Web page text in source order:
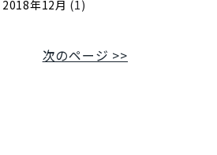
2018年12月 (1)
次のページ >>